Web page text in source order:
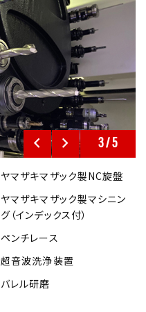
3/5
ヤマザキマザック製NC旋盤
ヤマザキマザック製マシニン
グ（インデックス付）
ペンチレース
超音波洗浄装置
バレル研磨